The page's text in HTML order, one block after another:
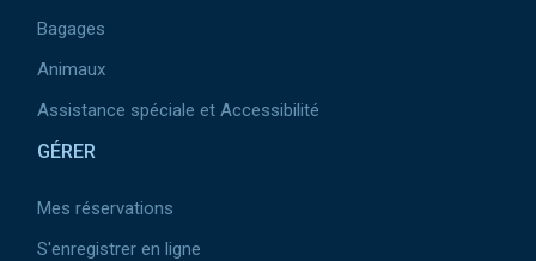
Bagages
Animaux
Assistance spéciale et Accessibilité
GÉRER
Mes réservations
S'enregistrer en ligne